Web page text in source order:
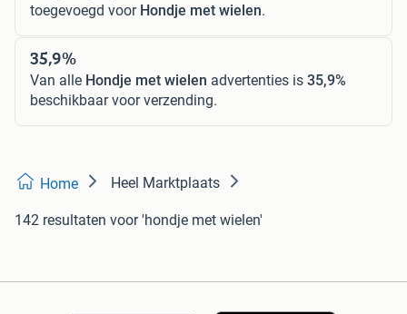
toegevoegd voor Hondje met wielen.
35,9%
Van alle Hondje met wielen advertenties is 35,9%
beschikbaar voor verzending.
Home Heel Marktplaats
142 resultaten voor 'hondje met wielen'